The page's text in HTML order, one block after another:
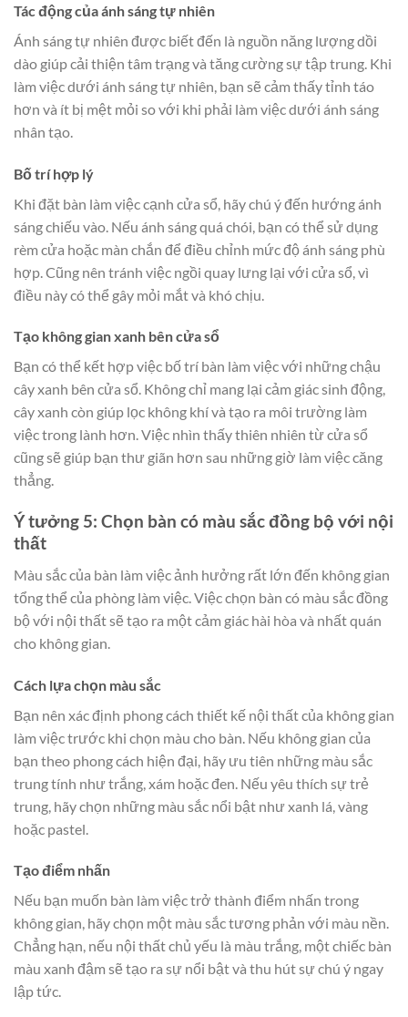
Tác động của ánh sáng tự nhiên
Ánh sáng tự nhiên được biết đến là nguồn năng lượng dồi
dào giúp cải thiện tâm trạng và tăng cường sự tập trung. Khi
làm việc dưới ánh sáng tự nhiên, bạn sẽ cảm thấy tỉnh táo
hơn và ít bị mệt mỏi so với khi phải làm việc dưới ánh sáng
nhân tạo.
Bố trí hợp lý
Khi đặt bàn làm việc cạnh cửa sổ, hãy chú ý đến hướng ánh
sáng chiếu vào. Nếu ánh sáng quá chói, bạn có thể sử dụng
rèm cửa hoặc màn chắn để điều chỉnh mức độ ánh sáng phù
hợp. Cũng nên tránh việc ngồi quay lưng lại với cửa sổ, vì
điều này có thể gây mỏi mắt và khó chịu.
Tạo không gian xanh bên cửa sổ
Bạn có thể kết hợp việc bố trí bàn làm việc với những chậu
cây xanh bên cửa sổ. Không chỉ mang lại cảm giác sinh động,
cây xanh còn giúp lọc không khí và tạo ra môi trường làm
việc trong lành hơn. Việc nhìn thấy thiên nhiên từ cửa sổ
cũng sẽ giúp bạn thư giãn hơn sau những giờ làm việc căng
thẳng.
Ý tưởng 5: Chọn bàn có màu sắc đồng bộ với nội
thất
Màu sắc của bàn làm việc ảnh hưởng rất lớn đến không gian
tổng thể của phòng làm việc. Việc chọn bàn có màu sắc đồng
bộ với nội thất sẽ tạo ra một cảm giác hài hòa và nhất quán
cho không gian.
Cách lựa chọn màu sắc
Bạn nên xác định phong cách thiết kế nội thất của không gian
làm việc trước khi chọn màu cho bàn. Nếu không gian của
bạn theo phong cách hiện đại, hãy ưu tiên những màu sắc
trung tính như trắng, xám hoặc đen. Nếu yêu thích sự trẻ
trung, hãy chọn những màu sắc nổi bật như xanh lá, vàng
hoặc pastel.
Tạo điểm nhấn
Nếu bạn muốn bàn làm việc trở thành điểm nhấn trong
không gian, hãy chọn một màu sắc tương phản với màu nền.
Chẳng hạn, nếu nội thất chủ yếu là màu trắng, một chiếc bàn
màu xanh đậm sẽ tạo ra sự nổi bật và thu hút sự chú ý ngay
lập tức.